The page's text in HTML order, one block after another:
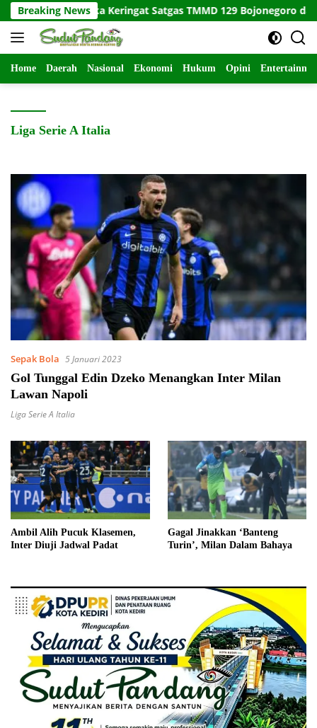
Langsung
ke
konten
Breaking News
Ketika Keringat Satgas TMMD 129 Bojonegoro dan Warga
Home Daerah Nasional Ekonomi Hukum Opini
Liga Serie A Italia
Sepak Bola 5 Januari 2023
Gol Tunggal Edin Dzeko Menangkan Inter Milan
Lawan Napoli
Liga Serie A Italia
Ambil Alih Pucuk Klasemen,
Inter Diuji Jadwal Padat
Gagal Jinakkan ‘Banteng
Turin’, Milan Dalam Bahaya